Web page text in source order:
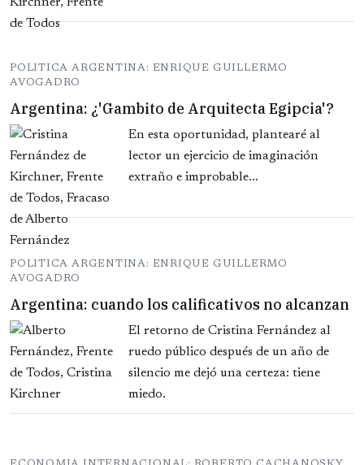
POLITICA ARGENTINA: ENRIQUE GUILLERMO
AVOGADRO
Argentina: ¿'Gambito de Arquitecta Egipcia'?
En esta oportunidad, plantearé al
lector un ejercicio de imaginación
extraño e improbable...
POLITICA ARGENTINA: ENRIQUE GUILLERMO
AVOGADRO
Argentina: cuando los calificativos no alcanzan
El retorno de Cristina Fernández al
ruedo público después de un año de
silencio me dejó una certeza: tiene
miedo.